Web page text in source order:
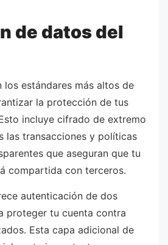
de datos del
los estándares más altos de
la protección de tus
incluye cifrado de extremo
las transacciones y políticas
que aseguran que tu
compartida con terceros.
autenticación de dos
proteger tu cuenta contra
Esta capa adicional de